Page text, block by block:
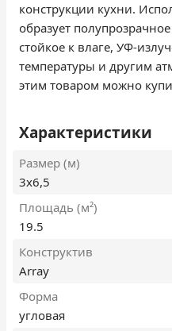
конструкции кухни.
образует
стойкое к влаге, УФ-
температуры и другим
этим товаром можно
Характеристики
Размер (м)
3х6,5
Площадь (м²)
19.5
Конструктив
Array
Форма
угловая